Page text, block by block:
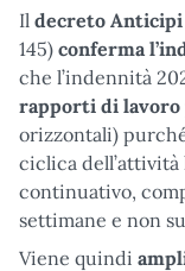
Il decreto Anticipi
145) conferma
che l’indennità
rapporti di
orizzontali)
ciclica dell’attività
continuativo,
settimane e non
Viene quindi